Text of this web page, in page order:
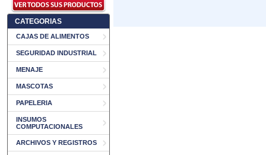
CATEGORIAS
CAJAS DE ALIMENTOS
SEGURIDAD INDUSTRIAL
MENAJE
MASCOTAS
PAPELERIA
INSUMOS
COMPUTACIONALES
ARCHIVOS Y REGISTROS